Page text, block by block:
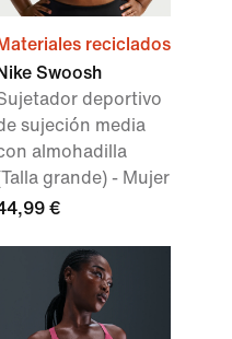
reciclados
Nike Swoosh
deportivo
sujeción media
almohadilla
grande) - Mujer
€